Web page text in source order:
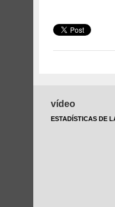
vídeo
ESTADÍSTICAS DE